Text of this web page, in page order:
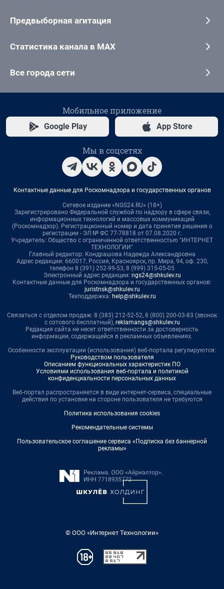
Предвыборная агитация
Статистика канала в MAX
Все города сети
Мобильное приложение
Google Play App Store
Мы в соцсетях
Контактные данные для Роскомнадзора и государственных органов
Сетевое издание «NGS24.RU» (18+)
Зарегистрировано Федеральной службой по надзору в сфере связи,
информационных технологий и массовых коммуникаций
(Роскомнадзор). Регистрационный номер и дата принятия решения о
регистрации - ЭЛ № ФС 77-78818 от 07.08.2020 г.
Учредитель: Общество с ограниченной ответственностью "ИНТЕРНЕТ
ТЕХНОЛОГИИ"
Главный редактор: Кондрашова Надежда Александровна
Адрес редакции: 660017, Россия, Красноярск, пр. Мира, 94, оф. 230,
телефон 8 (391) 252-99-53, 8 (999) 315-05-05
Электронный адрес редакции: ngs24@shkulev.ru
Контактные данные для Роскомнадзора и государственных органов:
juristnsk@shkulev.ru
Техподдержка: help@shkulev.ru
Связаться с отделом продаж: 8 (383) 212-52-52, 8 (800) 200-03-83 (звонок
с сотового бесплатный), reklamangs@shkulev.ru
Редакция сайта не несет ответственности за достоверность
информации, содержащейся в рекламных объявлениях.
Особенности эксплуатации (использования) веб-портала регулируются:
Руководством пользователя
Описанием функциональных характеристик ПО
Условиями использования веб-портала и политикой
конфиденциальности персональных данных
Веб-портал распространяется в виде интернет-сервиса, специальные
действия по установке на стороне пользователя не требуются
Политика использования cookies
Рекомендательные системы
Пользовательское соглашение сервиса «Подписка без баннерной
рекламы»
© ООО «Интернет Технологии»